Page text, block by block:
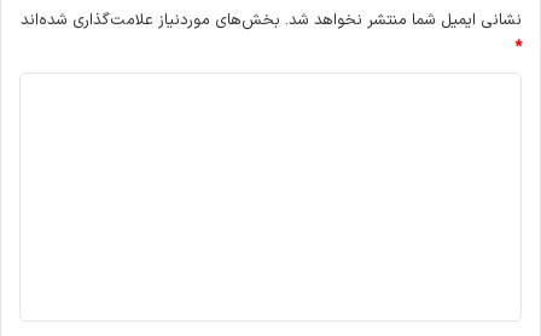
نشانی ایمیل شما منتشر نخواهد شد. بخش‌های موردنیاز علامت‌گذاری شده‌اند
*